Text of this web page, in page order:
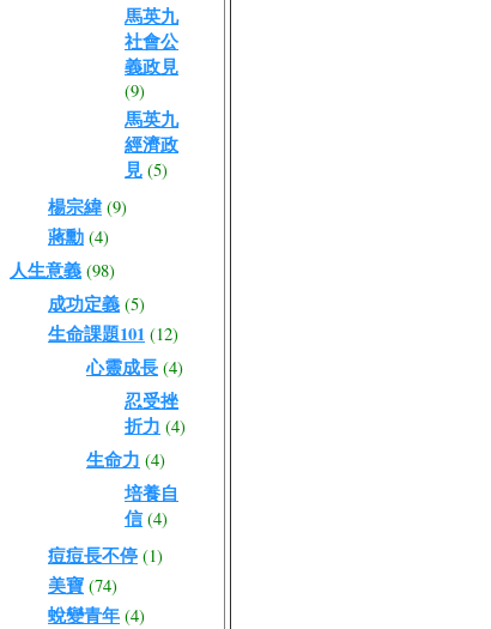
馬英九
社會公
義政見
(9)
馬英九
經濟政
見 (5)
楊宗緯 (9)
蔣勳 (4)
人生意義 (98)
成功定義 (5)
生命課題101 (12)
心靈成長 (4)
忍受挫
折力 (4)
生命力 (4)
培養自
信 (4)
痘痘長不停 (1)
美寶 (74)
蛻變青年 (4)